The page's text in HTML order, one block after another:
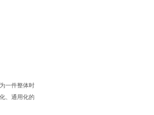
一件整体时
、通用化的